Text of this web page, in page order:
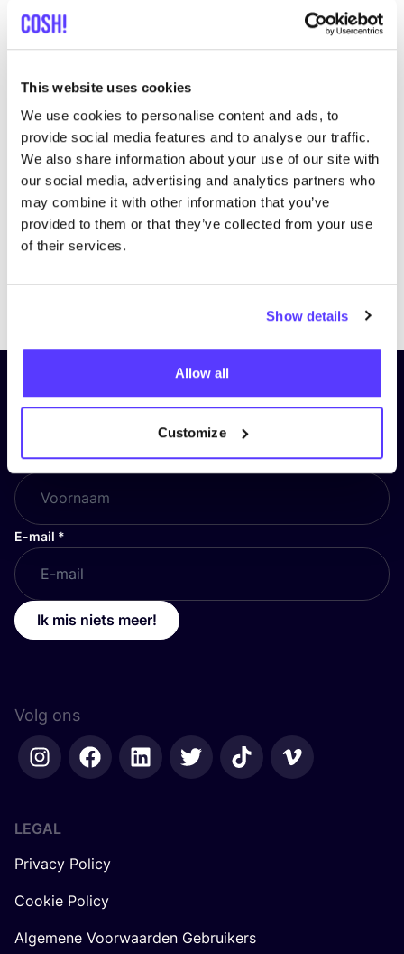
This website uses cookies
We use cookies to personalise content and ads, to
provide social media features and to analyse our traffic.
We also share information about your use of our site with
our social media, advertising and analytics partners who
may combine it with other information that you’ve
provided to them or that they’ve collected from your use
of their services.
Show details
Allow all
Customize
Previous
Next
Schrijf je in op onze nieuwsbrief
en blijf op de hoogte!
Voornaam*
E-mail *
Ik mis niets meer!
Volg ons
LEGAL
Privacy Policy
Cookie Policy
Algemene Voorwaarden Gebruikers